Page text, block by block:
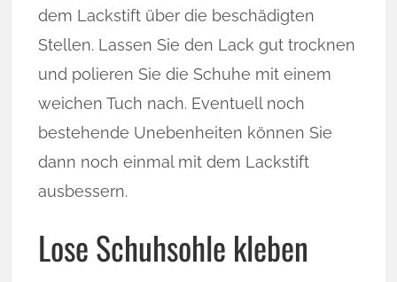
dem Lackstift über die beschädigten
Stellen. Lassen Sie den Lack gut trocknen
und polieren Sie die Schuhe mit einem
weichen Tuch nach. Eventuell noch
bestehende Unebenheiten können Sie
dann noch einmal mit dem Lackstift
ausbessern.
Lose Schuhsohle kleben